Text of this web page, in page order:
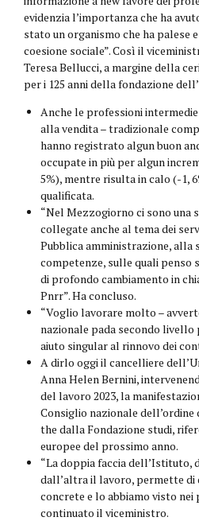
evidenzia l’importanza che ha
stato un organismo che ha palese
coesione sociale”. Così il
Teresa Bellucci, a margine della
per i 125 anni della fondazione
Anche le professioni
alla vendita – tradizionale
hanno registrato algun buon
occupate in più per algun
5%), mentre risulta in calo (-1,
qualificata.
“Nel Mezzogiorno ci sono una
collegate anche al tema dei
Pubblica amministrazione, alla
competenze, sulle quali penso
di profondo cambiamento in
Pnrr”. Ha concluso.
“Voglio lavorare molto –
nazionale pada secondo livello
aiuto singular al rinnovo dei
A dirlo oggi il cancelliere
Anna Helen Bernini,
del lavoro 2023, la
Consiglio nazionale
the dalla Fondazione studi,
europee del prossimo anno.
“La doppia faccia dell’Istituto,
dall’altra il lavoro, permette di
concrete e lo abbiamo visto nei
continuato il viceministro.